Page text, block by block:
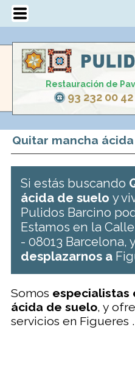
Restauración de
93 232 00 42
Quitar mancha
Si estás buscando
ácida de sueloy
Pulidos Barcino
Estamos en la
- 08013 Barcelona,
desplazarnos a
Somos especialistas
ácida de suelo, y
servicios en Figueres .